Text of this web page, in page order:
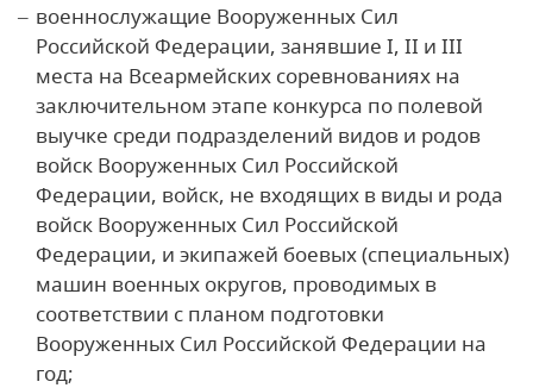
военнослужащие Вооруженных Сил
Российской Федерации, занявшие I, II и III
места на Всеармейских соревнованиях на
заключительном этапе конкурса по полевой
выучке среди подразделений видов и родов
войск Вооруженных Сил Российской
Федерации, войск, не входящих в виды и рода
войск Вооруженных Сил Российской
Федерации, и экипажей боевых (специальных)
машин военных округов, проводимых в
соответствии с планом подготовки
Вооруженных Сил Российской Федерации на
год;